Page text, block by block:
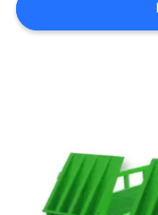
NOUVELLES
PLAN